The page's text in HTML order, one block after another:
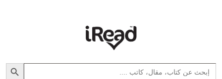
Search
for:
Search Button